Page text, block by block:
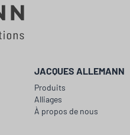
JACQUES ALLEMANN
Produits
Alliages
À propos de nous